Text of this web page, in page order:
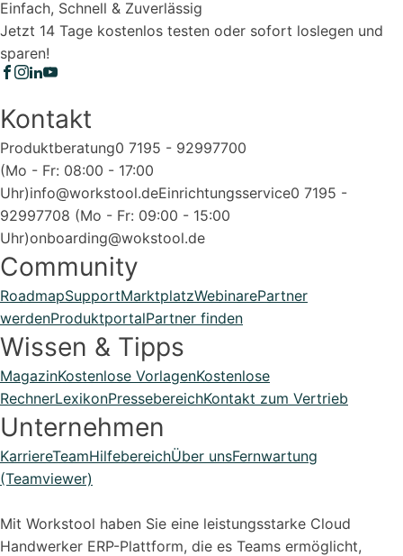
Einfach, Schnell & Zuverlässig
Jetzt 14 Tage kostenlos testen oder sofort loslegen und
sparen!
Kontakt
Produktberatung0 7195 - 92997700
(Mo - Fr: 08:00 - 17:00
Uhr)info@workstool.deEinrichtungsservice0 7195 -
92997708 (Mo - Fr: 09:00 - 15:00
Uhr)onboarding@wokstool.de
Community
RoadmapSupportMarktplatzWebinarePartner
werdenProduktportalPartner finden
Wissen & Tipps
MagazinKostenlose VorlagenKostenlose
RechnerLexikonPressebereichKontakt zum Vertrieb
Unternehmen
KarriereTeamHilfebereichÜber unsFernwartung
(Teamviewer)
Mit Workstool haben Sie eine leistungsstarke Cloud
Handwerker ERP-Plattform, die es Teams ermöglicht,